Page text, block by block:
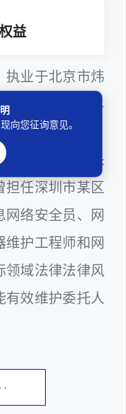
益
执业于北京市炜
执业证号为14
师现（或曾）
、深圳市政府采
担任深圳市某区
络安全员、网
护工程师和网
领域法律法律风
有效维护委托人
·
向您征询意见。